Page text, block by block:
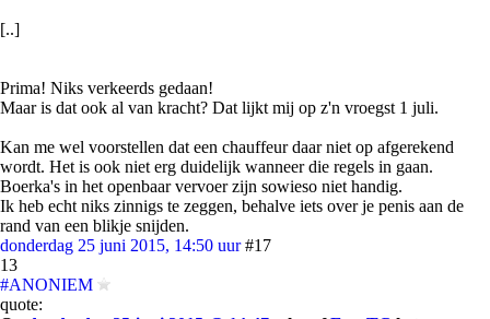
[..]
Prima! Niks verkeerds gedaan!
Maar is dat ook al van kracht? Dat lijkt mij op z'n vroegst 1 juli.
Kan me wel voorstellen dat een chauffeur daar niet op afgerekend
wordt. Het is ook niet erg duidelijk wanneer die regels in gaan.
Boerka's in het openbaar vervoer zijn sowieso niet handig.
Ik heb echt niks zinnigs te zeggen, behalve iets over je penis aan de
rand van een blikje snijden.
donderdag 25 juni 2015, 14:50 uur #17
13
#ANONIEM
quote: